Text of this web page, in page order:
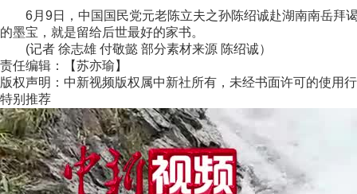
6月9日，中国国民党元老陈立夫之孙陈绍诚赴湖南南岳拜谒
的墨宝，就是留给后世最好的家书。
(记者 徐志雄 付敬懿 部分素材来源 陈绍诚）
责任编辑：【苏亦瑜】
版权声明：中新视频版权属中新社所有，未经书面许可的使用
特别推荐